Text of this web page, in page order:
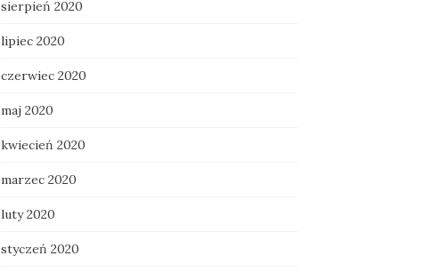
sierpień 2020
lipiec 2020
czerwiec 2020
maj 2020
kwiecień 2020
marzec 2020
luty 2020
styczeń 2020